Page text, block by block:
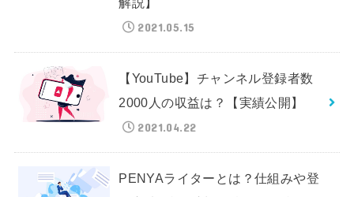
2021.05.15
【YouTube】チャンネル登録者数
2000人の収益は？【実績公開】
2021.04.22
PENYAライターとは？仕組みや登